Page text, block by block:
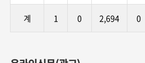
계 1 0 2,694 0